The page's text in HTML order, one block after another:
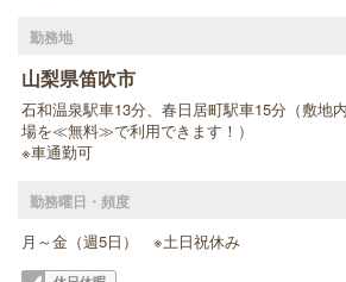
勤務地
山梨県笛吹市
石和温泉駅車13分、春日居町駅車15分（敷地
場を≪無料≫で利用できます！）
※車通勤可
勤務曜日・頻度
月～金（週5日） ※土日祝休み